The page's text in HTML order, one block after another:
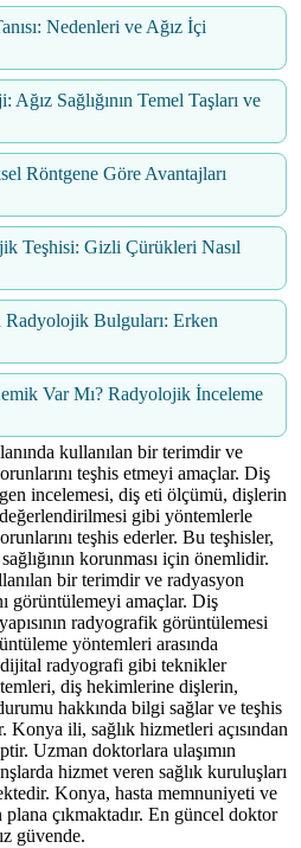
Nedenleri ve Ağız İçi
Sağlığının Temel Taşları ve
Röntgene Göre Avantajları
Teşhisi: Gizli Çürükleri Nasıl
Bulguları: Erken
Var Mı? Radyolojik İnceleme
kullanılan bir terimdir ve
teşhis etmeyi amaçlar. Diş
incelemesi, diş eti ölçümü, dişlerin
gibi yöntemlerle
teşhis ederler. Bu teşhisler,
korunması için önemlidir.
bir terimdir ve radyasyon
görüntülemeyi amaçlar. Diş
radyografik görüntülemesi
yöntemleri arasında
radyografi gibi teknikler
diş hekimlerine dişlerin,
hakkında bilgi sağlar ve teşhis
ili, sağlık hizmetleri açısından
Uzman doktorlara ulaşımın
hizmet veren sağlık kuruluşları
Konya, hasta memnuniyeti ve
çıkmaktadır. En güncel doktor
güvende.